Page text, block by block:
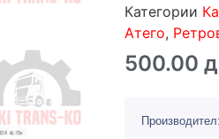
Категории
Атего,
500.00